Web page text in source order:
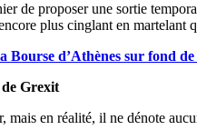
de proposer une sortie
plus cinglant en
Bourse d’Athènes sur fond
de Grexit
mais en réalité, il ne dénote